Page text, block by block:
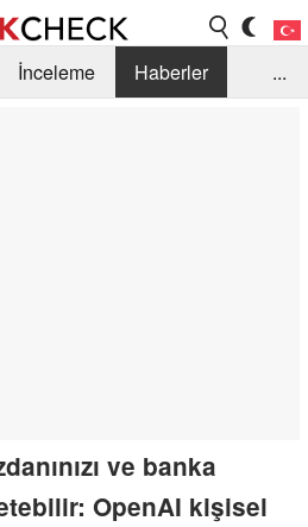
İnceleme
Haberler
...
ve banka
OpenAI kişisel